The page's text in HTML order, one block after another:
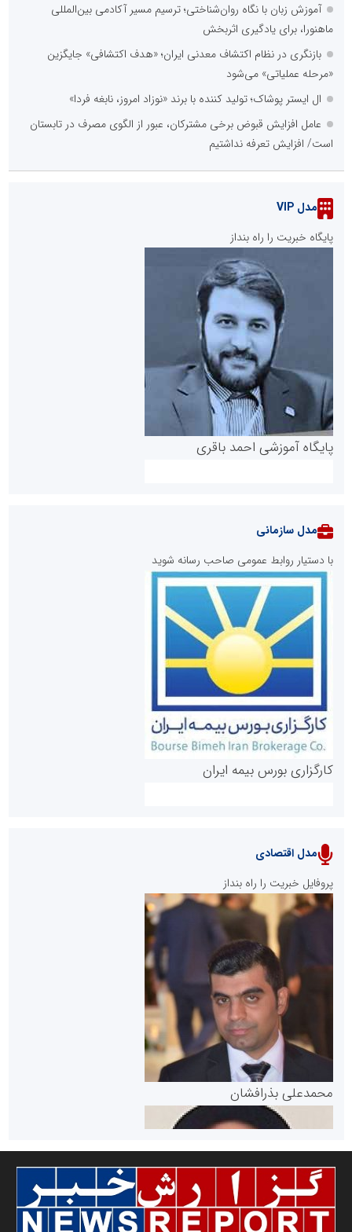
آموزش زبان با نگاه روان‌شناختی؛ ترسیم مسیر آکادمی بین‌المللی
ماهنورا، برای یادگیری اثربخش
بازنگری در نظام اکتشاف معدنی ایران؛ «هدف اکتشافی» جایگزین
«مرحله عملیاتی» می‌شود
ال ایستر پوشاک؛ تولید کننده با برند «نوزاد امروز، نابغه فردا»
عامل افزایش قبوض برخی مشترکان، عبور از الگوی مصرف در تابستان
است/ افزایش تعرفه نداشتیم
مدل VIP
پایگاه خبریت را راه بنداز
پایگاه آموزشی احمد باقری
روابط عمومی خبرگزاری گزارش خبر
پایگاه خبری نهضت ملی مسکن
پایگاه خبری گفتمان یزد
مدل سازمانی
با دستیار روابط عمومی صاحب رسانه شوید
کارگزاری بورس بیمه ایران
سازمان بورس و اوراق بهادار
مرجع اخبار موثق در بازارسرمایه
سازمان صنعت،معدن و تجارت
مدل اقتصادی
پروفایل خبریت را راه بنداز
محمدعلی بذرافشان